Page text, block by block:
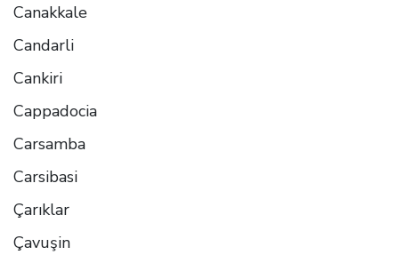
Canakkale
Candarli
Cankiri
Cappadocia
Carsamba
Carsibasi
Çarıklar
Çavuşin